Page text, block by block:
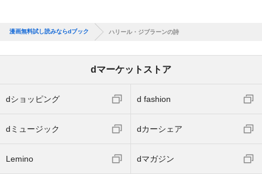
漫画無料試し読みならdブック ハリール・ジブラーンの詩
dマーケットストア
dショッピング d fashion
dミュージック dカーシェア
Lemino dマガジン